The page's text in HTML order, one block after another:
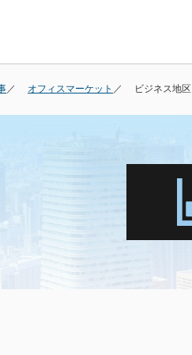
オフィスマーケット ビジネス地区